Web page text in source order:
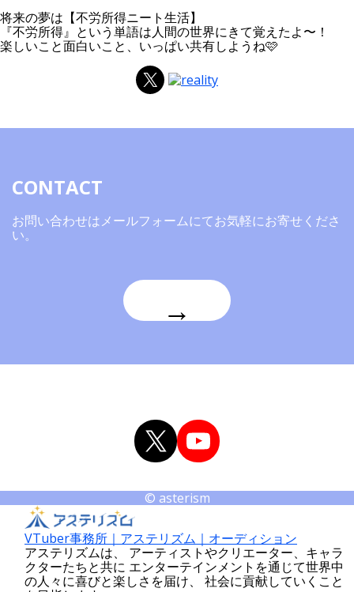
将来の夢は【不労所得ニート生活】
『不労所得』という単語は人間の世界にきて覚えたよ〜！
楽しいこと面白いこと、いっぱい共有しようね🩷
X
CONTACT
お問い合わせはメールフォームにてお気軽にお寄せくださ
い。
→
X YouTube
© asterism
VTuber事務所｜アステリズム｜オーディション
アステリズムは、 アーティストやクリエーター、キャラ
クターたちと共に エンターテインメントを通じて世界中
の人々に喜びと楽しさを届け、 社会に貢献していくこと